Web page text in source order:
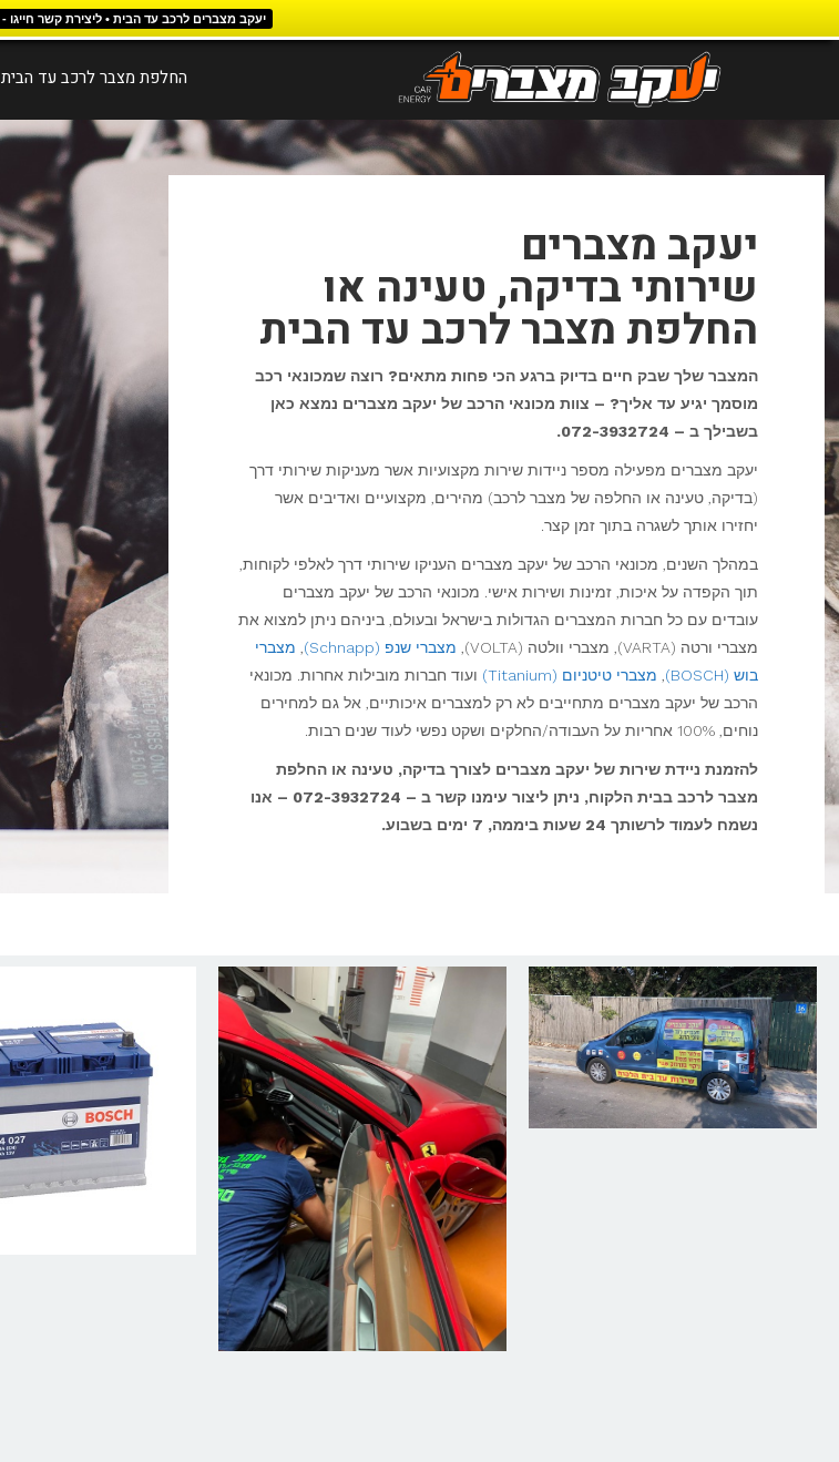
יעקב מצברים לרכב עד הבית • ליצירת קשר חייגו - 072-3932724
החלפת מצבר לרכב עד הבית
יעקב מצברים
שירותי בדיקה, טעינה או
החלפת מצבר לרכב עד הבית
המצבר שלך שבק חיים בדיוק ברגע הכי פחות מתאים? רוצה שמכונאי רכב
מוסמך יגיע עד אליך? – צוות מכונאי הרכב של יעקב מצברים נמצא כאן
בשבילך ב – 072-3932724.
יעקב מצברים מפעילה מספר ניידות שירות מקצועיות אשר מעניקות שירותי דרך
(בדיקה, טעינה או החלפה של מצבר לרכב) מהירים, מקצועיים ואדיבים אשר
יחזירו אותך לשגרה בתוך זמן קצר.
במהלך השנים, מכונאי הרכב של יעקב מצברים העניקו שירותי דרך לאלפי לקוחות,
תוך הקפדה על איכות, זמינות ושירות אישי. מכונאי הרכב של יעקב מצברים
עובדים עם כל חברות המצברים הגדולות בישראל ובעולם, ביניהם ניתן למצוא את
מצברי ורטה (VARTA), מצברי וולטה (VOLTA),
מצברי שנפ (Schnapp)
מצברי
בוש (BOSCH)
מצברי טיטניום (Titanium)
ועוד חברות מובילות אחרות. מכונאי
הרכב של יעקב מצברים מתחייבים לא רק למצברים איכותיים, אל גם למחירים
נוחים, 100% אחריות על העבודה/החלקים ושקט נפשי לעוד שנים רבות.
להזמנת ניידת שירות של יעקב מצברים לצורך בדיקה, טעינה או החלפת
מצבר לרכב בבית הלקוח, ניתן ליצור עימנו קשר ב – 072-3932724 – אנו
נשמח לעמוד לרשותך 24 שעות ביממה, 7 ימים בשבוע.